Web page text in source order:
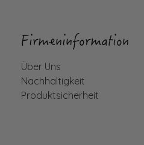
Firmeninformation
Über Uns
Nachhaltigkeit
Produktsicherheit